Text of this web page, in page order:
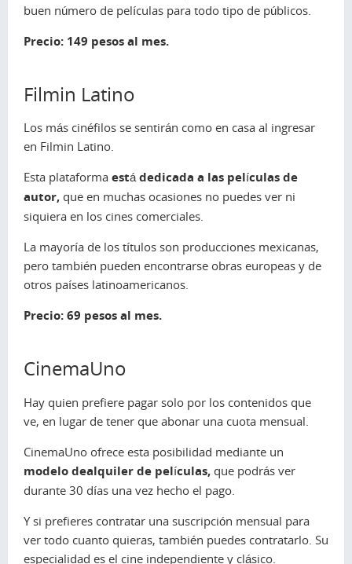
buen número de películas para todo tipo de públicos.
Precio: 149 pesos al mes.
Filmin Latino
Los más cinéfilos se sentirán como en casa al ingresar
en Filmin Latino.
Esta plataforma está dedicada a las películas de
autor, que en muchas ocasiones no puedes ver ni
siquiera en los cines comerciales.
La mayoría de los títulos son producciones mexicanas,
pero también pueden encontrarse obras europeas y de
otros países latinoamericanos.
Precio: 69 pesos al mes.
CinemaUno
Hay quien prefiere pagar solo por los contenidos que
ve, en lugar de tener que abonar una cuota mensual.
CinemaUno ofrece esta posibilidad mediante un
modelo dealquiler de películas, que podrás ver
durante 30 días una vez hecho el pago.
Y si prefieres contratar una suscripción mensual para
ver todo cuanto quieras, también puedes contratarlo. Su
especialidad es el cine independiente y clásico.